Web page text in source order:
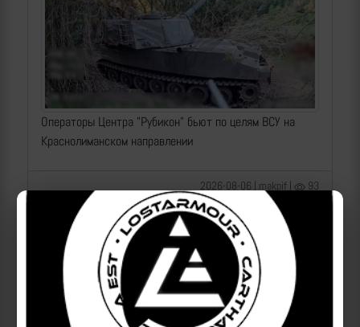
Операторы Центра "Рубикон" бьют по целям ВСУ на
Краснолиманском направлении
2026-08-06 | makpif | 93